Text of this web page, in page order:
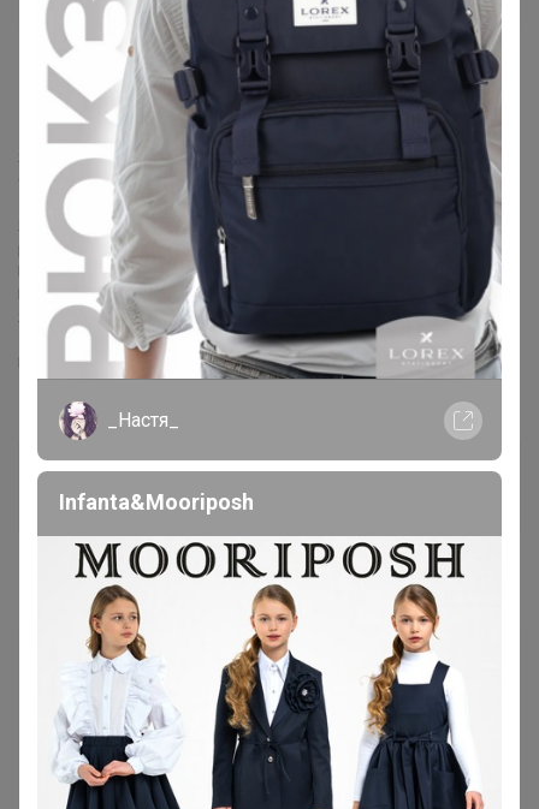
Все рядами.
Я признаю свою вину, готова все возместить, но мне нужно время.
Сколько времени, честно не знаю. Я устроилась на работу, нужно
1.5 - 2 месяца, что бы освоится и начать зарабатывать.
Я думаю, что мне понадобится минимум пол года, что бы
рассчитаться с вами.
Понимаю, вас. Но, поверьте, я делаю все что бы закрыть долги.
Прошу, вас, подождать.
Я всем, все верну.
Если есть возможность сделайте пере зачёт в пристрое
НАЛИЧИЕ
АнютаТ
Виртуоз СП
14 августа, 2020 11:38
_Настя_
Infanta&Mooriposh